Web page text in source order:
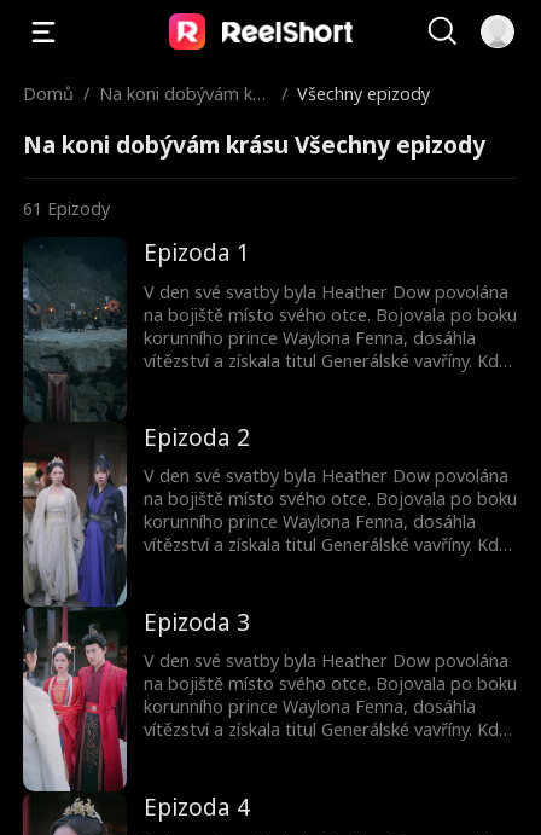
Domů / Na koni dobývám krá
/ Všechny epizody
Na koni dobývám krásu Všechny epizody
61 Epizody
Epizoda 1
V den své svatby byla Heather Dow povolána
na bojiště místo svého otce. Bojovala po boku
korunního prince Waylona Fenna, dosáhla
vítězství a získala titul Generálské vavříny. Když
Navíc poslal její chudou sestru jako konkubínu.
Poháněna zradou se Heather vydala na cestu
pomsty. Zatímco obrátila Joshův svět vzhůru
nohama, v temnotě na ni a Waylona čekaly
ještě temnější intriky.
Epizoda 2
V den své svatby byla Heather Dow povolána
na bojiště místo svého otce. Bojovala po boku
korunního prince Waylona Fenna, dosáhla
vítězství a získala titul Generálské vavříny. Když
Navíc poslal její chudou sestru jako konkubínu.
Poháněna zradou se Heather vydala na cestu
pomsty. Zatímco obrátila Joshův svět vzhůru
nohama, v temnotě na ni a Waylona čekaly
ještě temnější intriky.
Epizoda 3
V den své svatby byla Heather Dow povolána
na bojiště místo svého otce. Bojovala po boku
korunního prince Waylona Fenna, dosáhla
vítězství a získala titul Generálské vavříny. Když
Navíc poslal její chudou sestru jako konkubínu.
Poháněna zradou se Heather vydala na cestu
Epizoda 4